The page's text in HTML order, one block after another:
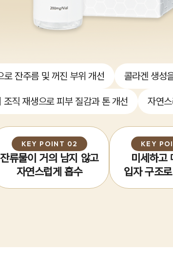
로 잔주름 및 꺼진 부위 개선 콜라겐 생성
조직 재생으로 피부 질감과 톤 개선 자연
KEY POINT 02
잔류물이 거의 남지 않고
자연스럽게 흡수
KEY
미세하고
입자 구조